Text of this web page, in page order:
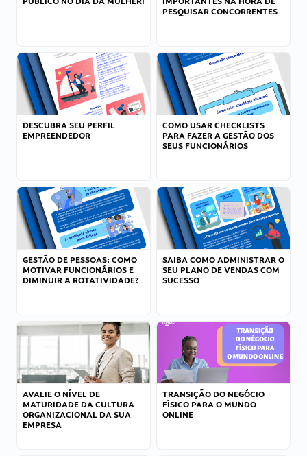
PESQUISAR CONCORRENTES
DESCUBRA SEU PERFIL
EMPREENDEDOR
COMO USAR CHECKLISTS
PARA FAZER A GESTÃO DOS
SEUS FUNCIONÁRIOS
GESTÃO DE PESSOAS: COMO
MOTIVAR FUNCIONÁRIOS E
DIMINUIR A ROTATIVIDADE?
SAIBA COMO ADMINISTRAR O
SEU PLANO DE VENDAS COM
SUCESSO
AVALIE O NÍVEL DE
MATURIDADE DA CULTURA
ORGANIZACIONAL DA SUA
EMPRESA
TRANSIÇÃO DO NEGÓCIO
FÍSICO PARA O MUNDO
ONLINE